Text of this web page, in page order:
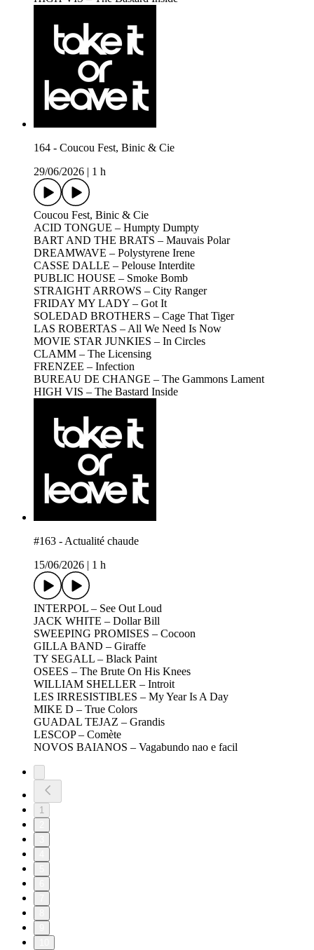
164 - Coucou Fest, Binic & Cie
29/06/2026
1 h
Coucou Fest, Binic & Cie
ACID TONGUE – Humpty Dumpty
BART AND THE BRATS – Mauvais Polar
DREAMWAVE – Polystyrene Irene
CASSE DALLE – Pelouse Interdite
PUBLIC HOUSE – Smoke Bomb
STRAIGHT ARROWS – City Ranger
FRIDAY MY LADY – Got It
SOLEDAD BROTHERS – Cage That Tiger
LAS ROBERTAS – All We Need Is Now
MOVIE STAR JUNKIES – In Circles
CLAMM – The Licensing
FRENZEE – Infection
BUREAU DE CHANGE – The Gammons Lament
HIGH VIS – The Bastard Inside
#163 - Actualité chaude
15/06/2026
1 h
INTERPOL – See Out Loud
JACK WHITE – Dollar Bill
SWEEPING PROMISES – Cocoon
GILLA BAND – Giraffe
TY SEGALL – Black Paint
OSEES – The Brute On His Knees
WILLIAM SHELLER – Introit
LES IRRESISTIBLES – My Year Is A Day
MIKE D – True Colors
GUADAL TEJAZ – Grandis
LESCOP – Comète
NOVOS BAIANOS – Vagabundo nao e facil
1